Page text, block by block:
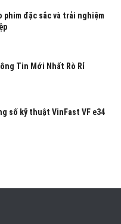
phim đặc sắc và trải nghiệm
Tin Mới Nhất Rò Rỉ
số kỹ thuật VinFast VF e34